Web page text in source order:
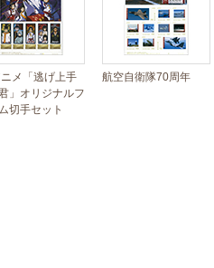
メ「逃げ上手
」オリジナルフ
切手セット
航空自衛隊70周年